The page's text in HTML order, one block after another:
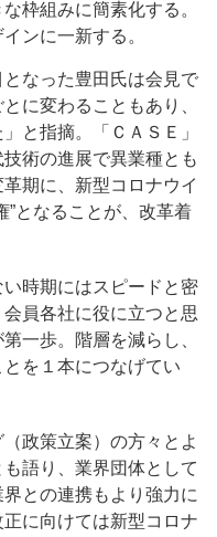
枠組みに簡素化する。
ンに一新する。
なった豊田氏は会見で
に変わることもあり、
と指摘。「ＣＡＳＥ」
術の進展で異業種とも
期に、新型コロナウイ
”となることが、改革着
時期にはスピードと密
員各社に役に立つと思
一歩。階層を減らし、
を１本につなげてい
政策立案）の方々とよ
語り、業界団体として
との連携もより強力に
に向けては新型コロナ